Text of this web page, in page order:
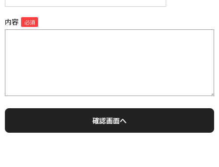
内容